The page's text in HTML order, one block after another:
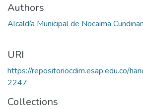
Authors
Alcaldía Municipal de Nocaima
URI
https://repositoriocdim.esap.edu.co/
2247
Collections